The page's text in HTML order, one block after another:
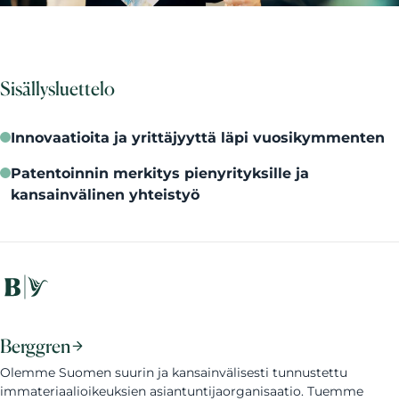
Sisällysluettelo
Innovaatioita ja yrittäjyyttä läpi vuosikymmenten
Patentoinnin merkitys pienyrityksille ja
kansainvälinen yhteistyö
Berggren
Olemme Suomen suurin ja kansainvälisesti tunnustettu
immateriaalioikeuksien asiantuntijaorganisaatio. Tuemme